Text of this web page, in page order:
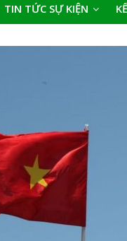
TIN TỨC SỰ KIỆN